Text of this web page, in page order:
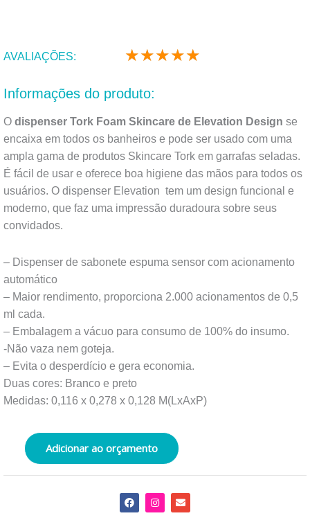
AVALIAÇÕES: ★★★★★
5
Informações do produto:
O dispenser Tork Foam Skincare de Elevation Design se
encaixa em todos os banheiros e pode ser usado com uma
ampla gama de produtos Skincare Tork em garrafas seladas.
É fácil de usar e oferece boa higiene das mãos para todos os
usuários. O dispenser Elevation tem um design funcional e
moderno, que faz uma impressão duradoura sobre seus
convidados.
– Dispenser de sabonete espuma sensor com acionamento
automático
– Maior rendimento, proporciona 2.000 acionamentos de 0,5
ml cada.
– Embalagem a vácuo para consumo de 100% do insumo.
-Não vaza nem goteja.
– Evita o desperdício e gera economia.
Duas cores: Branco e preto
Medidas: 0,116 x 0,278 x 0,128 M(LxAxP)
Adicionar ao orçamento
F
a
I
n
E
n